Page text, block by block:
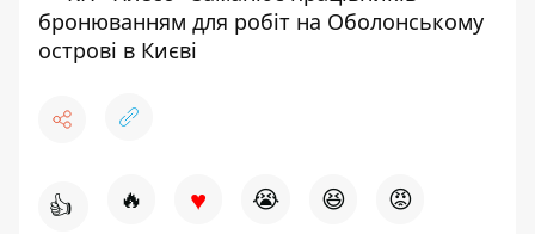
бронюванням для робіт на Оболонському
острові в Києві
👍 🔥 ♥ 😭 😆 😡